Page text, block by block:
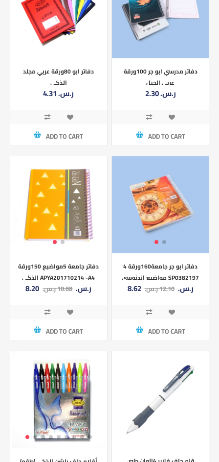
دفاتر ابو 80ورقة عربي مجلد
الذكي
4.31 ر.س.‏
ADD TO CART
دفاتر مدرسي ابو جر 100ورقة
عربي الجيل
2.30 ر.س.‏
ADD TO CART
دفاتر جامعة 5مواضيع 150ورقة
الذكي APYA201710214 -A4
8.20 ر.س.‏ 10.68 ر.س.‏
ADD TO CART
دفاتر ابو جر جامعة160ورقة 4
مواضيع اندنوسي SP0382197
8.5×11
8.62 ر.س.‏ 12.10 ر.س.‏
ADD TO CART